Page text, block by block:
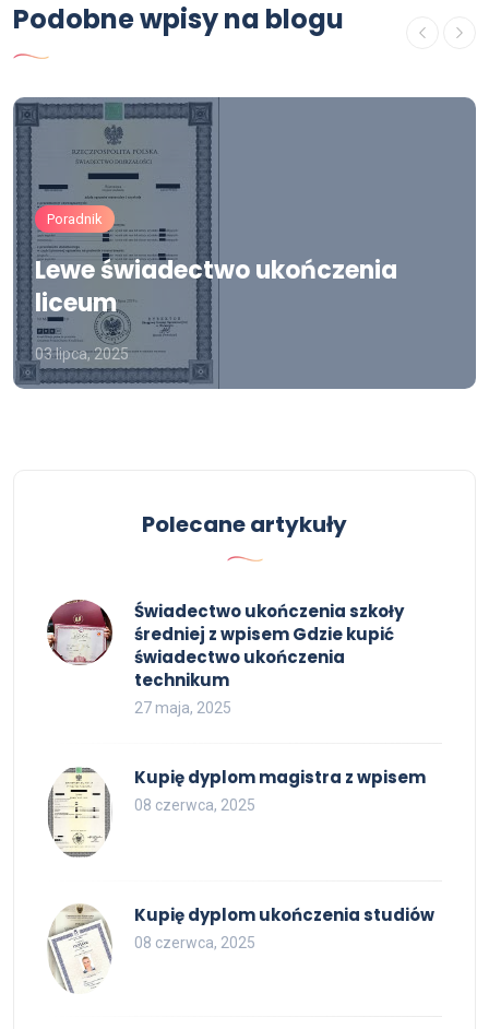
Podobne wpisy na blogu
Poradnik
Lewe świadectwo ukończenia
liceum
03 lipca, 2025
Polecane artykuły
Świadectwo ukończenia szkoły
średniej z wpisem Gdzie kupić
świadectwo ukończenia
technikum
27 maja, 2025
Kupię dyplom magistra z wpisem
08 czerwca, 2025
Kupię dyplom ukończenia studiów
08 czerwca, 2025